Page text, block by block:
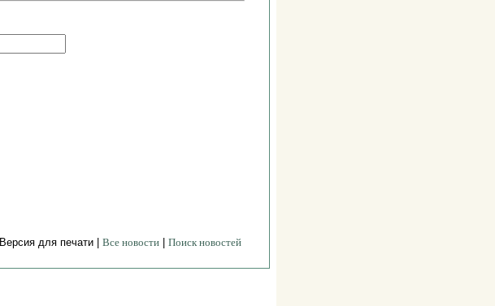
Версия для печати | Все новости Поиск новостей